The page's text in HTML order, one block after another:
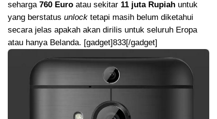
seharga 760 Euro atau sekitar 11 juta Rupiah untuk
yang berstatus unlock tetapi masih belum diketahui
secara jelas apakah akan dirilis untuk seluruh Eropa
atau hanya Belanda. [gadget]833[/gadget]